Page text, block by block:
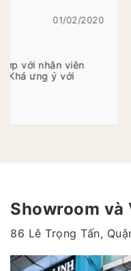
Các bạn thiết kế rất
thương hiệu để in vào
Showroom và
86 Lê Trọng Tấn,